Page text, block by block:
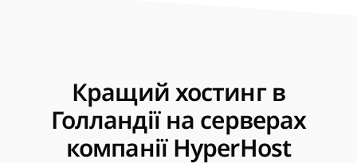
Кращий хостинг в
Голландії на серверах
компанії HyperHost